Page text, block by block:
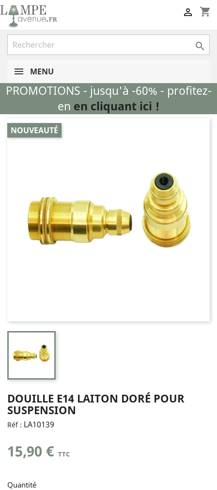
shopping_cart


MENU
PROMOTIONS - jusqu'à -60% - profitez-
en en cliquant ici !
NOUVEAUTÉ
DOUILLE E14 LAITON DORÉ POUR
SUSPENSION
Réf : LA10139
15,90 € TTC
Quantité